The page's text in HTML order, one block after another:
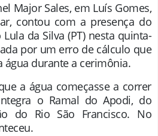
Major Sales, em Luís Gomes,
contou com a presença do
da Silva (PT) nesta quinta-
por um erro de cálculo que
água durante a cerimônia.
a água começasse a correr
o Ramal do Apodi, do
do Rio São Francisco. No